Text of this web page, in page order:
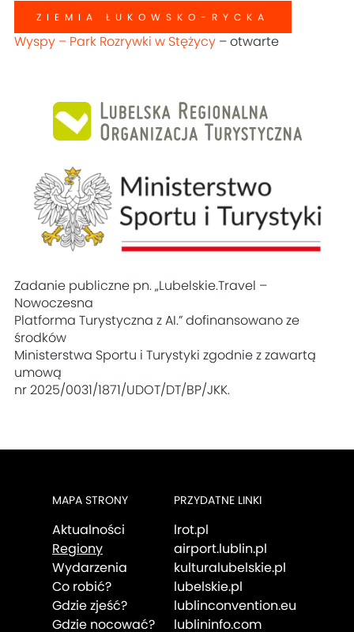
ZIEMIA ŁUKOWSKO-RYCKA
Wyspy – Park Rozrywki w Stężycy – otwarte
Zadanie publiczne pn. „Lubelskie.Travel –
Nowoczesna
Platforma Turystyczna z AI.” dofinansowano ze
środków
Ministerstwa Sportu i Turystyki zgodnie z zawartą
umową
nr 2025/0031/1871/UDOT/DT/BP/JKK.
MAPA STRONY
Aktualności
Regiony
Wydarzenia
Co robić?
Gdzie zjeść?
Gdzie nocować?
PRZYDATNE LINKI
lrot.pl
airport.lublin.pl
kulturalubelskie.pl
lubelskie.pl
lublinconvention.eu
lublininfo.com